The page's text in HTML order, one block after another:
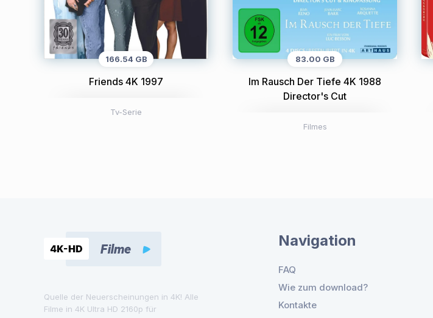
166.54 GB
Friends 4K 1997
Tv-Serie
83.00 GB
Im Rausch Der Tiefe 4K 1988
Director's Cut
Filmes
Quelle der Neuerscheinungen in 4K! Alle
Filme in 4K Ultra HD 2160p für
Navigation
FAQ
Wie zum download?
Kontakte